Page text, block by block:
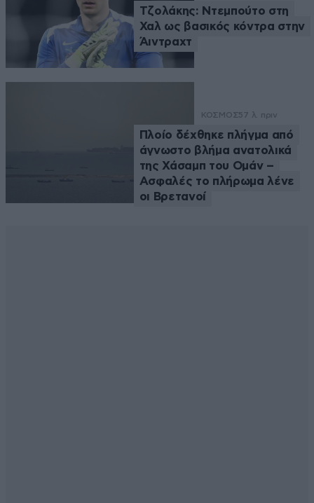
Τζολάκης: Ντεμπούτο στη
Χαλ ως βασικός κόντρα στην
Άιντραχτ
ΚΟΣΜΟΣ57 λ. πριν
Πλοίο δέχθηκε πλήγμα από
άγνωστο βλήμα ανατολικά
της Χάσαμπ του Ομάν –
Ασφαλές το πλήρωμα λένε
οι Βρετανοί